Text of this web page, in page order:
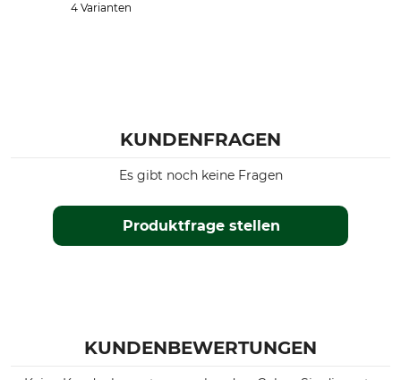
4 Varianten
KUNDENFRAGEN
Produktfrage stellen
Es gibt noch keine Fragen
KUNDENBEWERTUNGEN